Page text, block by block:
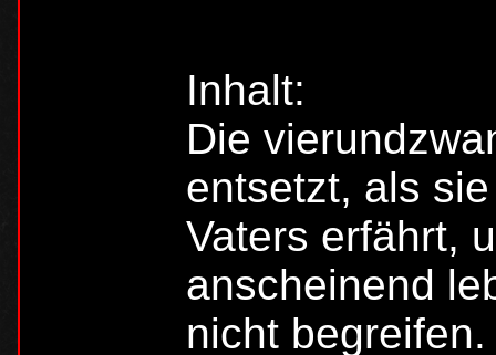
Inhalt:
Die
entsetzt, als
Vaters erfährt,
anscheinend
nicht